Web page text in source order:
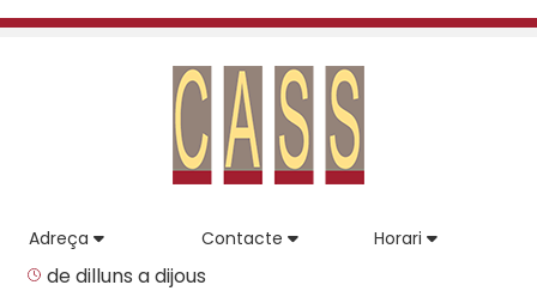
Adreça Contacte Horari
de dilluns a dijous